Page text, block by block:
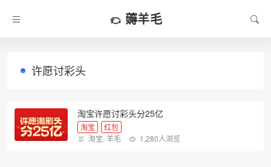
薅羊毛
许愿讨彩头
淘宝许愿讨彩头分25亿
淘宝
红包
淘宝, 羊毛 1,280人浏览